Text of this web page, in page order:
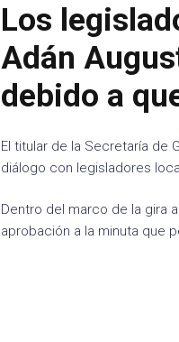
Los
Adán
debido a
El titular de la Secretaría de
diálogo con legisladores
Dentro del marco de la gira
aprobación a la minuta que